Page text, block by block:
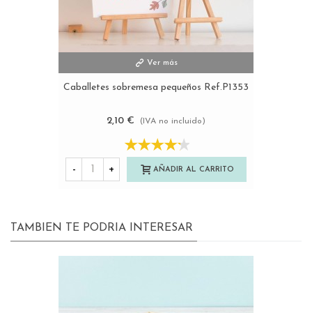
Ver más
Caballetes sobremesa pequeños Ref.P1353
2,10 € (IVA no incluido)
- + AÑADIR AL CARRITO
TAMBIEN TE PODRIA INTERESAR